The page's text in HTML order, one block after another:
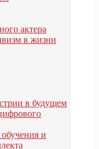
актера
в жизни
в будущем
и